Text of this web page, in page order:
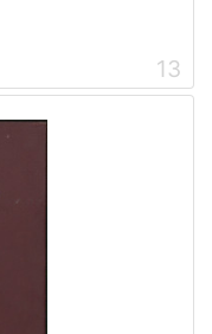
13